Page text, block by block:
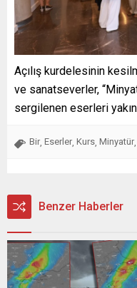
Açılış kurdelesinin
ve sanatseverler,
sergilenen eserleri
Bir Eserler Kurs Minyatür
Benzer Haberler